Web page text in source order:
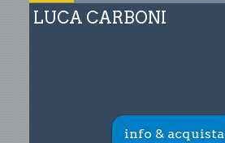
LUCA CARBONI
info & acquista